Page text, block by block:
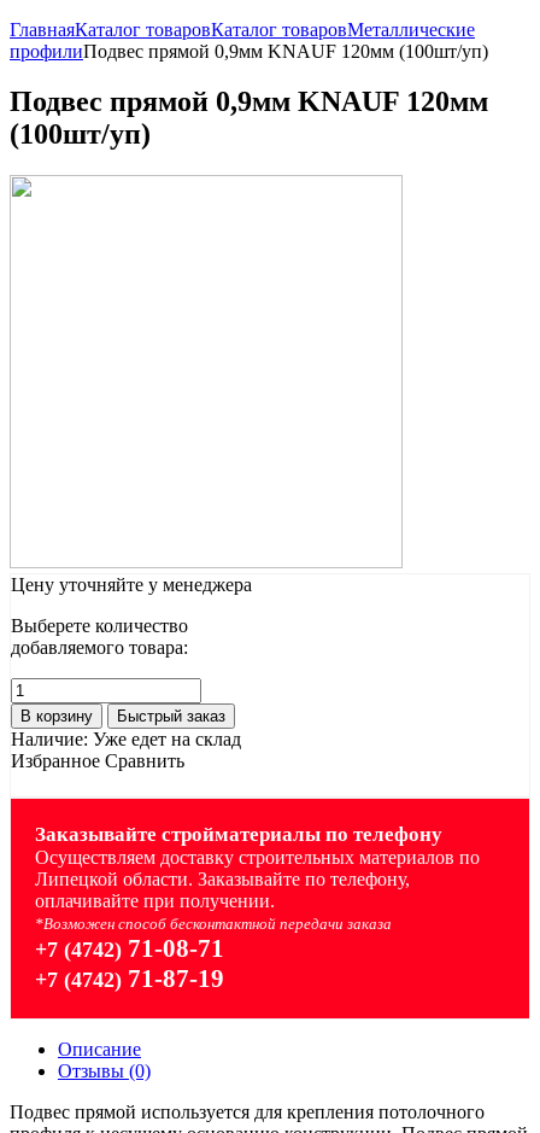
ГлавнаяКаталог товаровКаталог товаровМеталлические
профилиПодвес прямой 0,9мм KNAUF 120мм (100шт/уп)
Подвес прямой 0,9мм KNAUF 120мм
(100шт/уп)
Цену уточняйте у менеджера
Выберете количество
добавляемого товара:
В корзину Быстрый заказ
Наличие: Уже едет на склад
Избранное Сравнить
Заказывайте стройматериалы по телефону
Осуществляем доставку строительных материалов по
Липецкой области. Заказывайте по телефону,
оплачивайте при получении.
*Возможен способ бесконтактной передачи заказа
+7 (4742) 71-08-71
+7 (4742) 71-87-19
Описание
Отзывы (0)
Подвес прямой используется для крепления потолочного